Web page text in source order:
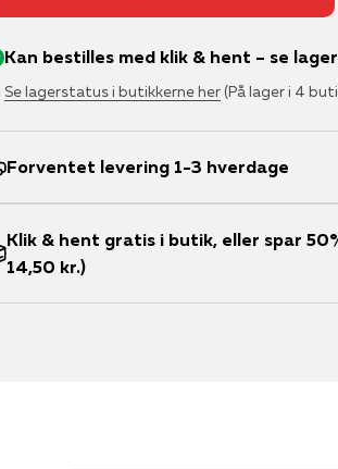
Kan bestilles med klik & hent – se
Se lagerstatus i butikkerne her(På lager i 4
Forventet levering 1-3 hverdage
Klik & hent gratis i butik, eller spar
14,50 kr.)